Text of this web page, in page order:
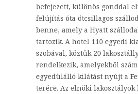
befejezett, különös gonddal
felújítás óta ötcsillagos
benne, amely a Hyatt
tartozik. A hotel 110 egyedi
szobával, köztük 20
rendelkezik, amelyekből
egyedülálló kilátást nyújt a
terére. Az elnöki lakosztályok